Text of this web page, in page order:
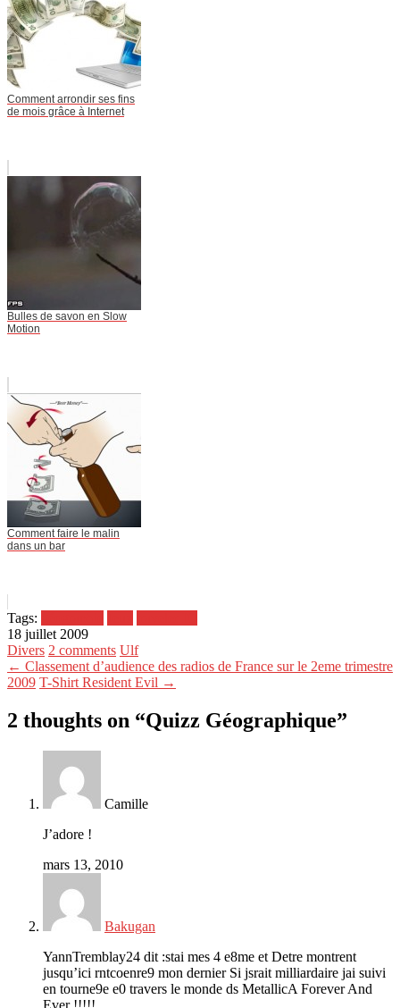
Comment arrondir ses fins
de mois grâce à Internet
Bulles de savon en Slow
Motion
Comment faire le malin
dans un bar
Tags:
18 juillet 2009
Divers 2 comments Ulf
← Classement d’audience des radios de France sur le 2eme trimestre
2009 T-Shirt Resident Evil →
2 thoughts on “Quizz Géographique”
Camille
J’adore !
mars 13, 2010
Bakugan
YannTremblay24 dit :stai mes 4 e8me et Detre montrent
jusqu’ici rntcoenre9 mon dernier Si jsrait milliardaire jai suivi
en tourne9e e0 travers le monde ds MetallicA Forever And
Ever !!!!!